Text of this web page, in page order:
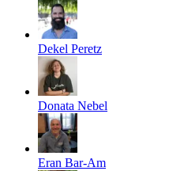
Dekel Peretz
Donata Nebel
Eran Bar-Am